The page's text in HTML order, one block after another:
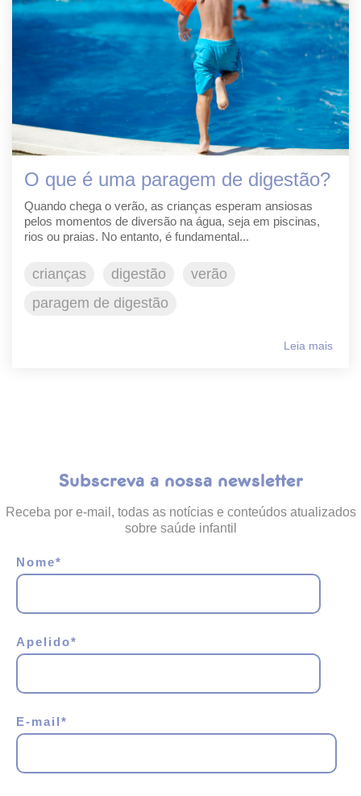
O que é uma paragem de digestão?
Quando chega o verão, as crianças esperam ansiosas
pelos momentos de diversão na água, seja em piscinas,
rios ou praias. No entanto, é fundamental...
crianças digestão
verão
paragem de digestão
Leia mais
Subscreva a nossa newsletter
Receba por e-mail, todas as notícias e conteúdos atualizados
sobre saúde infantil
Nome*
Apelido*
E-mail*